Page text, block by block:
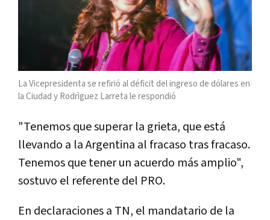
La Vicepresidenta se refirió al déficit del ingreso de dólares en
la Ciudad y Rodrìguez Larreta le respondió
"Tenemos que superar la grieta, que está
llevando a la Argentina al fracaso tras fracaso.
Tenemos que tener un acuerdo más amplio",
sostuvo el referente del PRO.
En declaraciones a TN, el mandatario de la